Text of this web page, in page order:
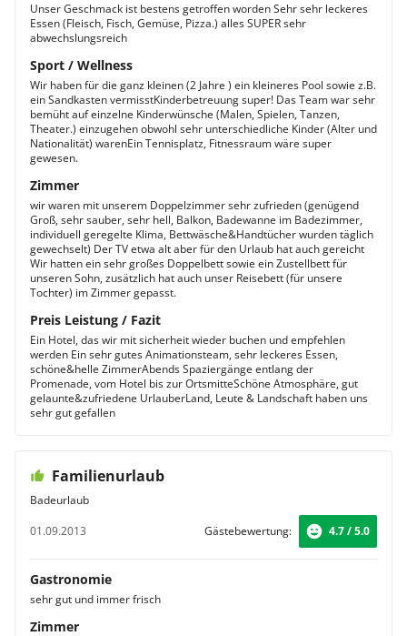
Unser Geschmack ist bestens getroffen worden Sehr sehr leckeres
Essen (Fleisch, Fisch, Gemüse, Pizza.) alles SUPER sehr
abwechslungsreich
Sport / Wellness
Wir haben für die ganz kleinen (2 Jahre ) ein kleineres Pool sowie z.B.
ein Sandkasten vermisstKinderbetreuung super! Das Team war sehr
bemüht auf einzelne Kinderwünsche (Malen, Spielen, Tanzen,
Theater.) einzugehen obwohl sehr unterschiedliche Kinder (Alter und
Nationalität) warenEin Tennisplatz, Fitnessraum wäre super
gewesen.
Zimmer
wir waren mit unserem Doppelzimmer sehr zufrieden (genügend
Groß, sehr sauber, sehr hell, Balkon, Badewanne im Badezimmer,
individuell geregelte Klima, Bettwäsche&Handtücher wurden täglich
gewechselt) Der TV etwa alt aber für den Urlaub hat auch gereicht
Wir hatten ein sehr großes Doppelbett sowie ein Zustellbett für
unseren Sohn, zusätzlich hat auch unser Reisebett (für unsere
Tochter) im Zimmer gepasst.
Preis Leistung / Fazit
Ein Hotel, das wir mit sicherheit wieder buchen und empfehlen
werden Ein sehr gutes Animationsteam, sehr leckeres Essen,
schöne&helle ZimmerAbends Spaziergänge entlang der
Promenade, vom Hotel bis zur OrtsmitteSchöne Atmosphäre, gut
gelaunte&zufriedene UrlauberLand, Leute & Landschaft haben uns
sehr gut gefallen
Familienurlaub
Badeurlaub
01.09.2013
Gästebewertung: 4.7 / 5.0
Gastronomie
sehr gut und immer frisch
Zimmer